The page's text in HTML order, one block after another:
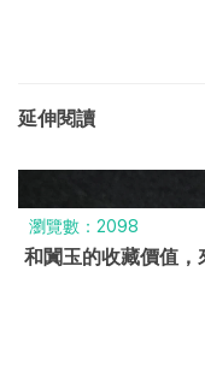
延伸閱讀
瀏覽數：2098
和闐玉的收藏價值，